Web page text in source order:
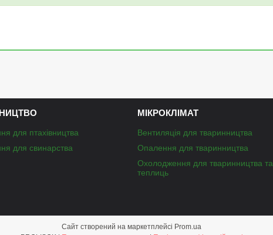
для птахівництва
для свинарства
МІКРОКЛІМАТ
Вентиляція для тваринництва
Опалення для тваринництва
Охолодження для тваринництва та
теплиць
Сайт створений на маркетплейсі Prom.ua